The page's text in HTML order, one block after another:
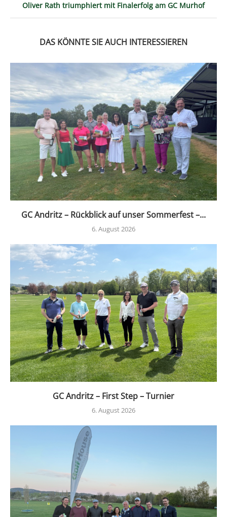
Oliver Rath triumphiert mit Finalerfolg am GC Murhof
DAS KÖNNTE SIE AUCH INTERESSIEREN
GC Andritz – Rückblick auf unser Sommerfest –...
6. August 2026
GC Andritz – First Step – Turnier
6. August 2026